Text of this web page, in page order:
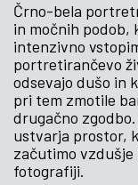
Črno-bela
in močnih podob,
intenzivno
portretirančevo
odsevajo dušo in
pri tem zmotile
drugačno
ustvarja prostor,
začutimo
fotografiji.